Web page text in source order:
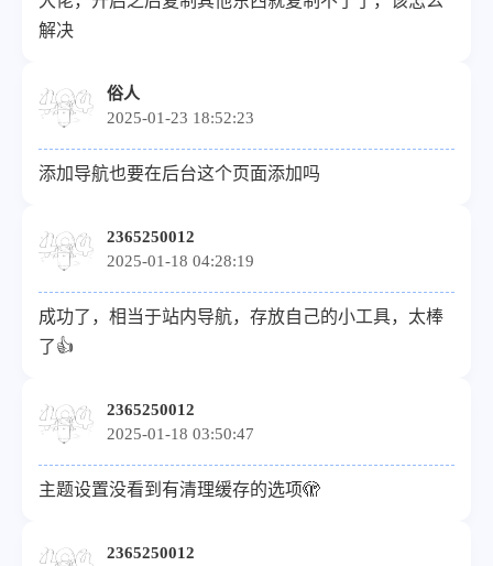
解决
俗人
2025-01-23 18:52:23
添加导航也要在后台这个页面添加吗
2365250012
2025-01-18 04:28:19
成功了，相当于站内导航，存放自己的小工具，太棒
了👍
2365250012
2025-01-18 03:50:47
主题设置没看到有清理缓存的选项🫣
2365250012